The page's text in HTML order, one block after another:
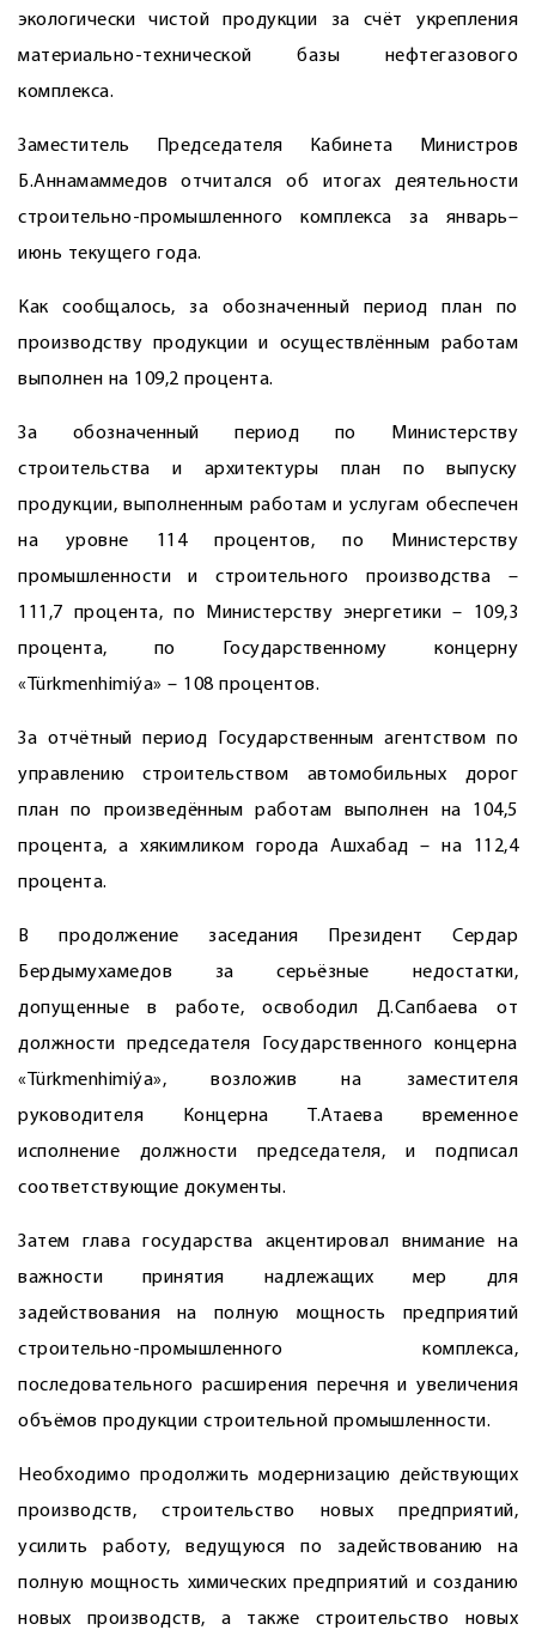
экологически чистой продукции за счёт укрепления
материально-технической базы нефтегазового
комплекса.
Заместитель Председателя Кабинета Министров
Б.Аннамаммедов отчитался об итогах деятельности
строительно-промышленного комп­лекса за январь–
июнь текущего года.
Как сообщалось, за обозначенный период план по
производству продукции и осуществлённым работам
выполнен на 109,2 процента.
За обозначенный период по Министерству
строительства и архитектуры план по выпуску
продукции, выполненным работам и услугам обеспечен
на уровне 114 процентов, по Министерству
промышленности и строительного производства –
111,7 процента, по Министерству энергетики – 109,3
процента, по Государственному концерну
«Türkmenhimiýa» – 108 процентов.
За отчётный период Государственным агентством по
управлению строительством автомобильных дорог
план по произведённым работам выполнен на 104,5
процента, а хякимликом города Ашхабад – на 112,4
процента.
В продолжение заседания Президент Сердар
Бердымухамедов за серьёзные недостатки,
допущенные в работе, освободил Д.Сапбаева от
должности председателя Государственного концерна
«Türkmenhimiýa», возложив на заместителя
руководителя Концерна Т.Атаева временное
исполнение должности председателя, и подписал
соответствующие документы.
Затем глава государства акцентировал внимание на
важности принятия надлежащих мер для
задействования на полную мощность предприятий
строительно-промышленного комплекса,
последовательного расширения перечня и увеличения
объёмов продукции строительной промышленности.
Необходимо продолжить модернизацию действующих
производств, строительство новых предприятий,
усилить работу, ведущуюся по задействованию на
полную мощность химических предприятий и созданию
новых производств, а также строительство новых